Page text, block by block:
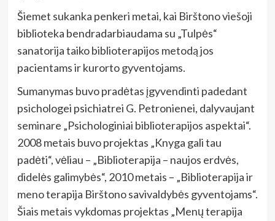
Šiemet sukanka penkeri metai, kai Birštono viešoji
biblioteka bendradarbiaudama su „Tulpės“
sanatorija taiko biblioterapijos metodą jos
pacientams ir kurorto gyventojams.
Sumanymas buvo pradėtas įgyvendinti padedant
psichologei psichiatrei G. Petronienei, dalyvaujant
seminare „Psichologiniai biblioterapijos aspektai“.
2008 metais buvo projektas „Knyga gali tau
padėti“, vėliau – „Biblioterapija – naujos erdvės,
didelės galimybės“, 2010 metais – „Biblioterapija ir
meno terapija Birštono savivaldybės gyventojams“.
Šiais metais vykdomas projektas „Menų terapija